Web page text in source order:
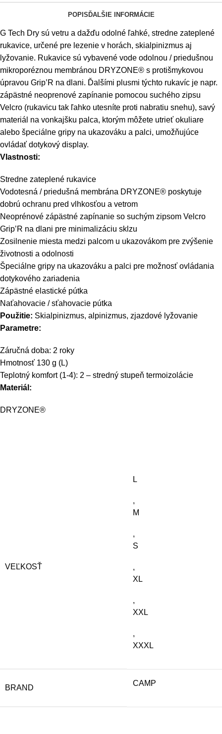
POPIS ĎALŠIE INFORMÁCIE
G Tech Dry sú vetru a dažďu odolné ľahké, stredne zateplené
rukavice, určené pre lezenie v horách, skialpinizmus aj
lyžovanie. Rukavice sú vybavené vode odolnou / priedušnou
mikroporéznou membránou DRYZONE® s protišmykovou
úpravou Grip’R na dlani. Ďalšími plusmi týchto rukavíc je napr.
zápästné neoprenové zapínanie pomocou suchého zipsu
Velcro (rukavicu tak ľahko utesníte proti nabratiu snehu), savý
materiál na vonkajšku palca, ktorým môžete utrieť okuliare
alebo špeciálne gripy na ukazováku a palci, umožňujúce
ovládať dotykový display.
Vlastnosti:
Stredne zateplené rukavice
Vodotesná / priedušná membrána DRYZONE® poskytuje
dobrú ochranu pred vlhkosťou a vetrom
Neoprénové zápästné zapínanie so suchým zipsom Velcro
Grip’R na dlani pre minimalizáciu sklzu
Zosilnenie miesta medzi palcom u ukazovákom pre zvýšenie
životnosti a odolnosti
Špeciálne gripy na ukazováku a palci pre možnosť ovládania
dotykového zariadenia
Zápästné elastické pútka
Naťahovacie / sťahovacie pútka
Použitie: Skialpinizmus, alpinizmus, zjazdové lyžovanie
Parametre:
Záručná doba: 2 roky
Hmotnosť 130 g (L)
Teplotný komfort (1-4): 2 – stredný stupeň termoizolácie
Materiál:
DRYZONE®
VEĽKOSŤ
L
,
M
,
S
,
XL
,
XXL
,
XXXL
BRAND
CAMP